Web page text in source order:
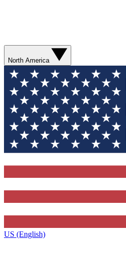
North America
US (English)